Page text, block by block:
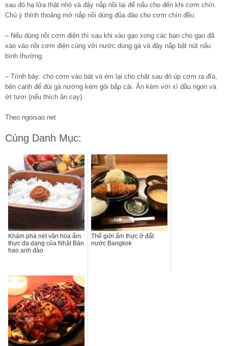
sau đó hạ lửa thật nhỏ và đậy nắp nồi lại để nấu cho đến khi cơm chín.
Chú ý thỉnh thoảng mở nắp nồi dùng đũa đảo cho cơm chín đều.
– Nếu dùng nồi cơm điện thì sau khi xào gạo xong các bạn cho gạo đã
xào vào nồi cơm điện cùng với nước dùng gà và đậy nắp bật nút nấu
bình thường.
– Trình bày: cho cơm vào bát và ém lại cho chặt sau đó úp cơm ra đĩa,
bên cạnh để đùi gà nướng kèm gỏi bắp cải. Ăn kèm với xì dầu ngon và
ớt tươi (nếu thích ăn cay).
Theo ngoisao.net
Cùng Danh Mục:
Khám phá nét văn hóa ẩm
thực đa dạng của Nhật Bản
hao anh đào
Thế giới ẩm thực ở đất
nước Bangkok